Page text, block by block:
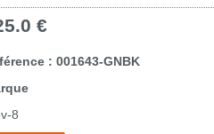
€
: 001643-GNBK
8